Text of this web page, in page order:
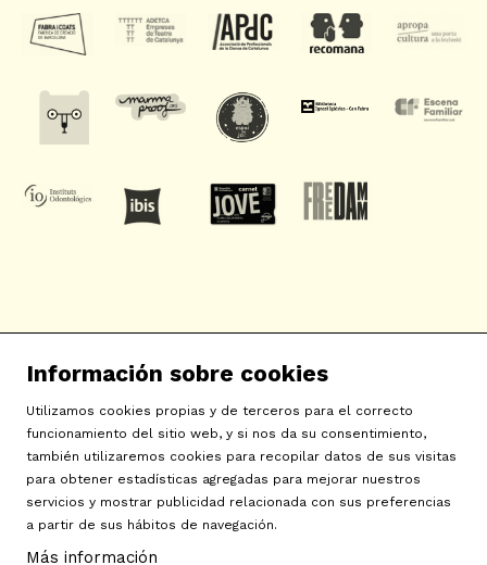
c/ Neopàtria, 54
08030 Barcelona
info@sat-teatre.cat | 933457930
Sitemap | Aviso Legal | Uso de Cookies | Contactar
Política de privacidad
| Declaración de accesibilidad
Información sobre cookies
Utilizamos cookies propias y de terceros para el correcto
funcionamiento del sitio web, y si nos da su consentimiento,
también utilizaremos cookies para recopilar datos de sus visitas
para obtener estadísticas agregadas para mejorar nuestros
servicios y mostrar publicidad relacionada con sus preferencias
a partir de sus hábitos de navegación.
Más información